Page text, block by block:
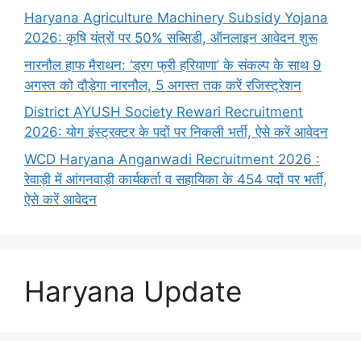
Haryana Agriculture Machinery Subsidy Yojana
2026: कृषि यंत्रों पर 50% सब्सिडी, ऑनलाइन आवेदन शुरू
नारनौल हाफ मैराथन: ‘ड्रग फ्री हरियाणा’ के संकल्प के साथ 9
अगस्त को दौड़ेगा नारनौल, 5 अगस्त तक करें रजिस्ट्रेशन
District AYUSH Society Rewari Recruitment
2026: योग इंस्ट्रक्टर के पदों पर निकली भर्ती, ऐसे करें आवेदन
WCD Haryana Anganwadi Recruitment 2026 :
रेवाड़ी में आंगनवाड़ी कार्यकर्ता व सहायिका के 454 पदों पर भर्ती,
ऐसे करें आवेदन
Haryana Update